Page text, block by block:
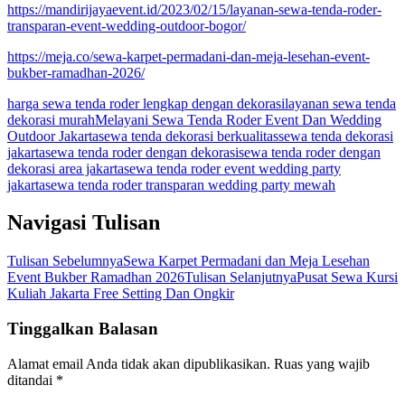
https://mandirijayaevent.id/2023/02/15/layanan-sewa-tenda-roder-
transparan-event-wedding-outdoor-bogor/
https://meja.co/sewa-karpet-permadani-dan-meja-lesehan-event-
bukber-ramadhan-2026/
harga sewa tenda roder lengkap dengan dekorasilayanan sewa tenda
dekorasi murahMelayani Sewa Tenda Roder Event Dan Wedding
Outdoor Jakartasewa tenda dekorasi berkualitassewa tenda dekorasi
jakartasewa tenda roder dengan dekorasisewa tenda roder dengan
dekorasi area jakartasewa tenda roder event wedding party
jakartasewa tenda roder transparan wedding party mewah
Navigasi Tulisan
Tulisan SebelumnyaSewa Karpet Permadani dan Meja Lesehan
Event Bukber Ramadhan 2026Tulisan SelanjutnyaPusat Sewa Kursi
Kuliah Jakarta Free Setting Dan Ongkir
Tinggalkan Balasan
Alamat email Anda tidak akan dipublikasikan. Ruas yang wajib
ditandai *